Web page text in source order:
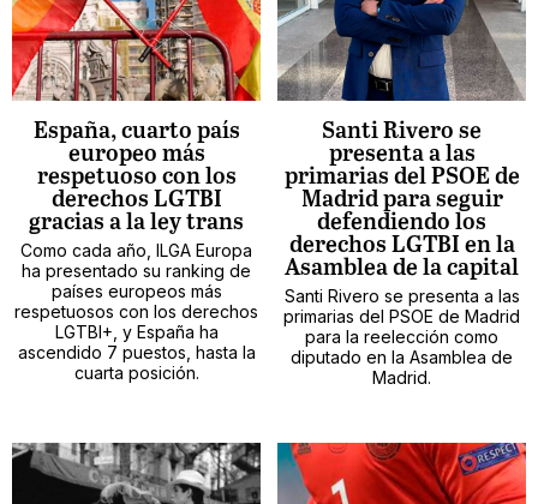
España, cuarto país
europeo más
respetuoso con los
derechos LGTBI
gracias a la ley trans
Como cada año, ILGA Europa
ha presentado su ranking de
países europeos más
respetuosos con los derechos
LGTBI+, y España ha
ascendido 7 puestos, hasta la
cuarta posición.
Santi Rivero se
presenta a las
primarias del PSOE de
Madrid para seguir
defendiendo los
derechos LGTBI en la
Asamblea de la capital
Santi Rivero se presenta a las
primarias del PSOE de Madrid
para la reelección como
diputado en la Asamblea de
Madrid.